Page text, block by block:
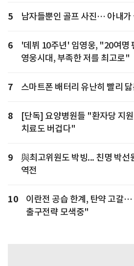
5 남자들뿐인 골프 사진… 아내가
6
'데뷔 10주년' 임영웅, "20여명
영웅시대, 부족한 저를 최고로"
7 스마트폰 배터리 유난히 빨리
8
[단독] 요양병원들 "환자당 지
치료도 버겁다"
9
與최고위원도 박빙... 친명 박선
역전
10
이란전 공습 한계, 탄약 고갈
출구전략 모색중"